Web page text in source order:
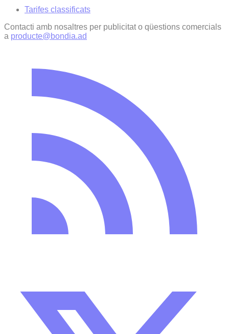
Tarifes classificats
Contacti amb nosaltres per publicitat o qüestions comercials
a producte@bondia.ad